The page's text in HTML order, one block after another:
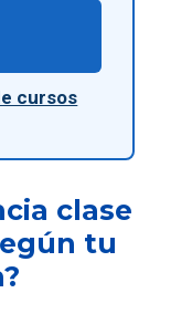
cursos
clase
tu